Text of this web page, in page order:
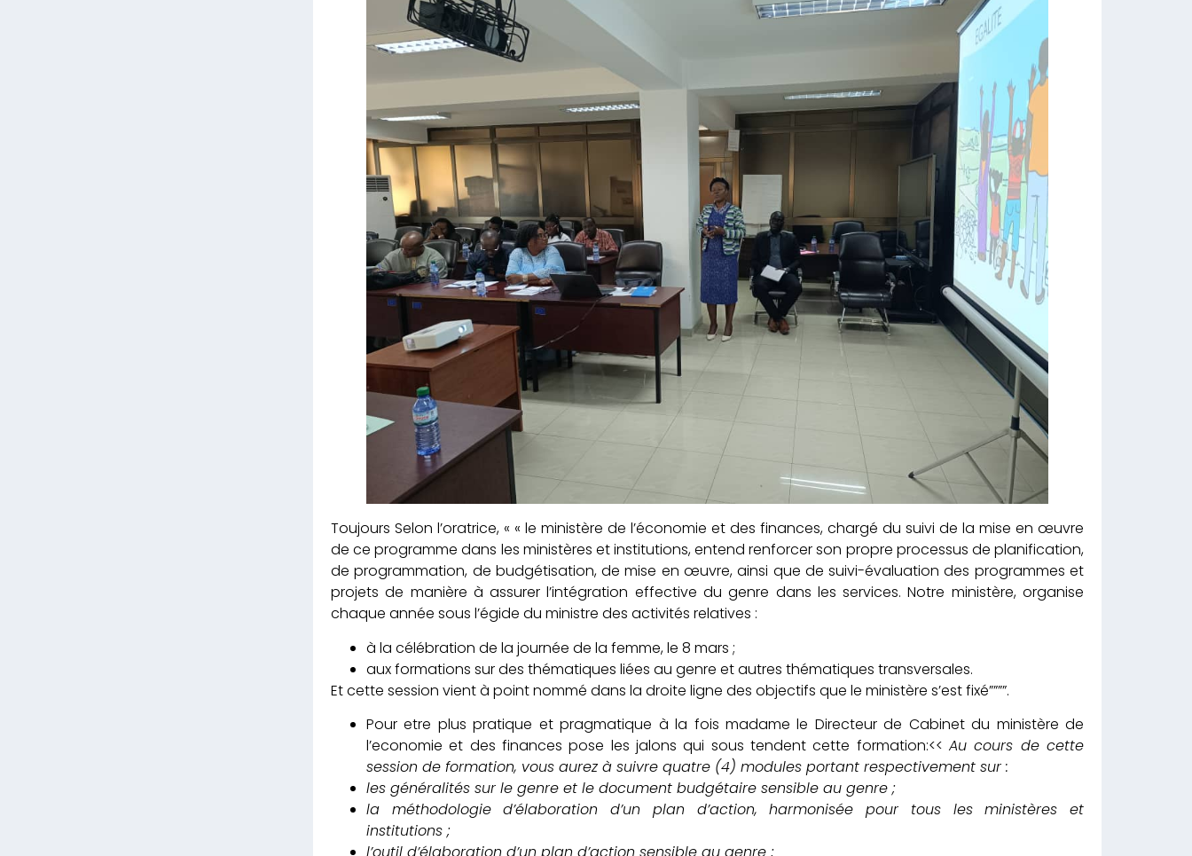
Toujours Selon l’oratrice, « « le ministère de l’économie et des finances, chargé du suivi de la mise en œuvre
de ce programme dans les ministères et institutions, entend renforcer son propre processus de planification,
de programmation, de budgétisation, de mise en œuvre, ainsi que de suivi-évaluation des programmes et
projets de manière à assurer l’intégration effective du genre dans les services. Notre ministère, organise
chaque année sous l’égide du ministre des activités relatives :
à la célébration de la journée de la femme, le 8 mars ;
aux formations sur des thématiques liées au genre et autres thématiques transversales.
Et cette session vient à point nommé dans la droite ligne des objectifs que le ministère s’est fixé””””.
Pour etre plus pratique et pragmatique à la fois madame le Directeur de Cabinet du ministère de
l’economie et des finances pose les jalons qui sous tendent cette formation:<<Au cours de cette
session de formation, vous aurez à suivre quatre (4) modules portant respectivement sur :
les généralités sur le genre et le document budgétaire sensible au genre ;
la méthodologie d’élaboration d’un plan d’action, harmonisée pour tous les ministères et
institutions ;